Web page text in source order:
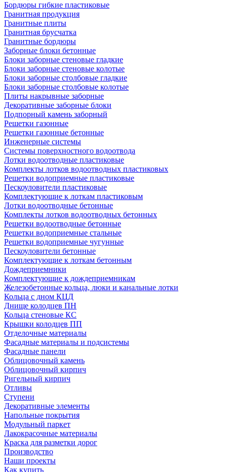
Бордюры гибкие пластиковые
Гранитная продукция
Гранитные плиты
Гранитная брусчатка
Гранитные бордюры
Заборные блоки бетонные
Блоки заборные стеновые гладкие
Блоки заборные стеновые колотые
Блоки заборные столбовые гладкие
Блоки заборные столбовые колотые
Плиты накрывные заборные
Декоративные заборные блоки
Подпорный камень заборный
Решетки газонные
Решетки газонные бетонные
Инженерные системы
Системы поверхностного водоотвода
Лотки водоотводные пластиковые
Комплекты лотков водоотводных пластиковых
Решетки водоприемные пластиковые
Пескоуловители пластиковые
Комплектующие к лоткам пластиковым
Лотки водоотводные бетонные
Комплекты лотков водоотводных бетонных
Решетки водоотводные бетонные
Решетки водоприемные стальные
Решетки водоприемные чугунные
Пескоуловители бетонные
Комплектующие к лоткам бетонным
Дождеприемники
Комплектующие к дождеприемникам
Железобетонные кольца, люки и канальные лотки
Кольца с дном КЦД
Днище колодцев ПН
Кольца стеновые КС
Крышки колодцев ПП
Отделочные материалы
Фасадные материалы и подсистемы
Фасадные панели
Облицовочный камень
Облицовочный кирпич
Ригельный кирпич
Отливы
Ступени
Декоративные элементы
Напольные покрытия
Модульный паркет
Лакокрасочные материалы
Краска для разметки дорог
Производство
Наши проекты
Как купить